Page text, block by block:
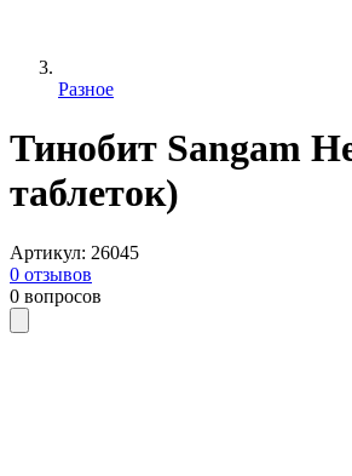
Разное
Тинобит Sangam
таблеток)
Артикул: 26045
0 отзывов
0 вопросов